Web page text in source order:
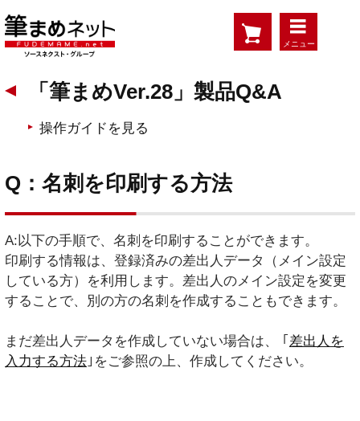
メニュー
「筆まめVer.28」製品Q&A
操作ガイドを見る
Q：名刺を印刷する方法
A:以下の手順で、名刺を印刷することができます。
印刷する情報は、登録済みの差出人データ（メイン設定
している方）を利用します。差出人のメイン設定を変更
することで、別の方の名刺を作成することもできます。
まだ差出人データを作成していない場合は、 ｢ 差出人を
入力する方法 ｣をご参照の上、作成してください。